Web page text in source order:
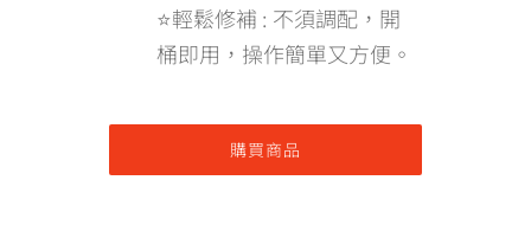
⭐輕鬆修補 : 不須調配，開
桶即用，操作簡單又方便。
購買商品